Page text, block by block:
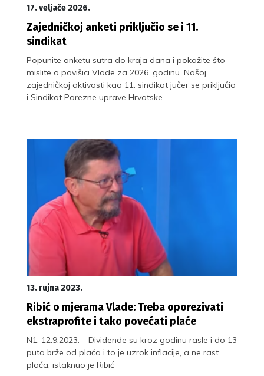
17. veljače 2026.
Zajedničkoj anketi priključio se i 11.
sindikat
Popunite anketu sutra do kraja dana i pokažite što
mislite o povišici Vlade za 2026. godinu. Našoj
zajedničkoj aktivosti kao 11. sindikat jučer se priključio
i Sindikat Porezne uprave Hrvatske
13. rujna 2023.
Ribić o mjerama Vlade: Treba oporezivati
ekstraprofite i tako povećati plaće
N1, 12.9.2023. – Dividende su kroz godinu rasle i do 13
puta brže od plaća i to je uzrok inflacije, a ne rast
plaća, istaknuo je Ribić